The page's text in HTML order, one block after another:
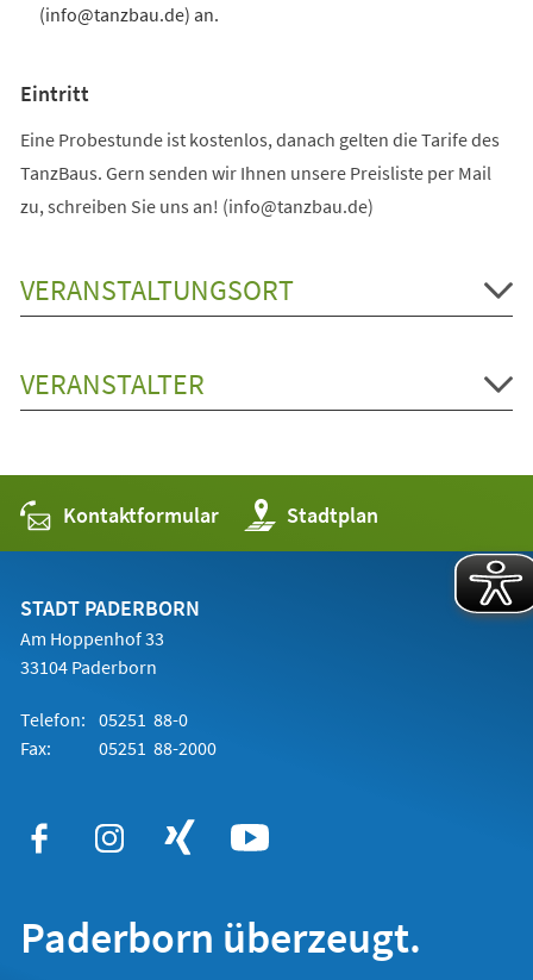
(info@tanzbau.de) an.
Eintritt
Eine Probestunde ist kostenlos, danach gelten die Tarife des
TanzBaus. Gern senden wir Ihnen unsere Preisliste per Mail
zu, schreiben Sie uns an! (info@tanzbau.de)
VERANSTALTUNGSORT
VERANSTALTER
Kontaktformular Stadtplan
(Öffnet
in
einem
STADT PADERBORN
Am Hoppenhof 33
33104 Paderborn
Telefon: 05251 88-0
Fax:
05251 88-2000
Paderborn überzeugt.